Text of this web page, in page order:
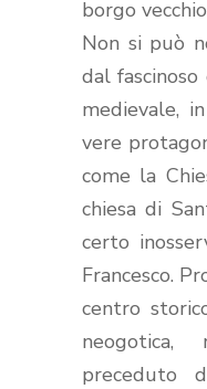
borgo
Non si può
dal
medievale,
vere
come la
chiesa di
certo
Francesco.
centro
neogotica,
preceduto